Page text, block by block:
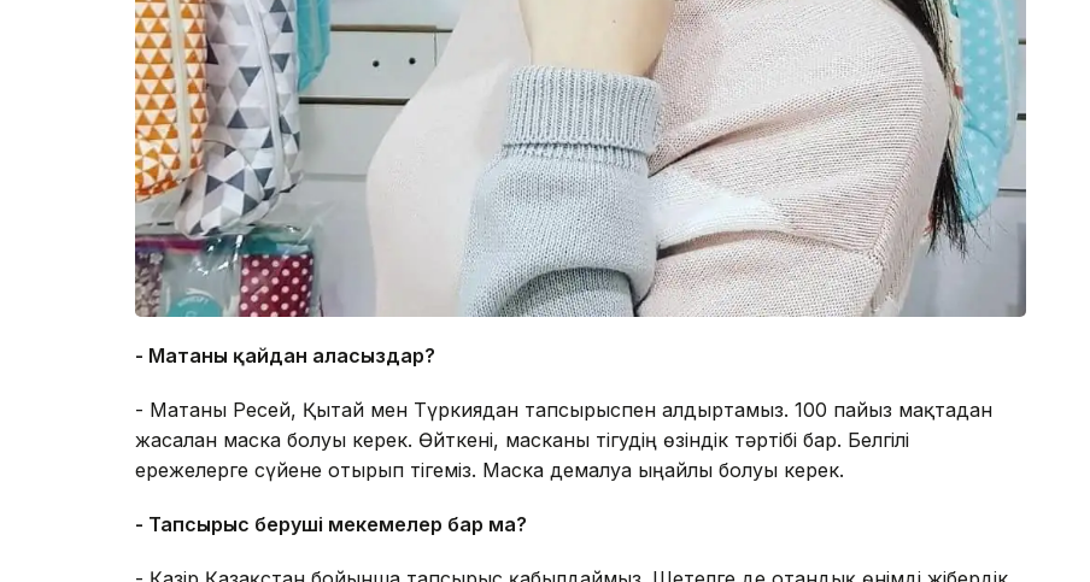
- Матаны қайдан аласыздар?
- Матаны Ресей, Қытай мен Түркиядан тапсырыспен алдыртамыз. 100 пайыз мақтадан
жасалған маска болуы керек. Өйткені, масканы тігудің өзіндік тәртібі бар. Белгілі
ережелерге сүйене отырып тігеміз. Маска демалуға ыңғайлы болуы керек.
- Тапсырыс беруші мекемелер бар ма?